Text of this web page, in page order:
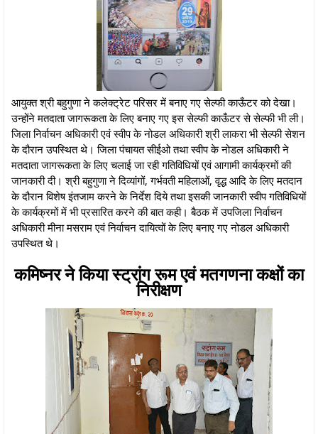
आयुक्त श्री बहुगुणा ने कलेक्ट्रेट परिसर में बनाए गए सेल्फी काऊँटर को देखा।
उन्होंने मतदाता जागरूकता के लिए बनाए गए इस सेल्फी काऊँटर से सेल्फी भी ली।
जिला निर्वाचन अधिकारी एवं स्वीप के नोडल अधिकारी श्री लाकरा भी सेल्फी सेशन
के दौरान उपस्थित थे। जिला पंचायत सीईओ तथा स्वीप के नोडल अधिकारी ने
मतदाता जागरूकता के लिए चलाई जा रही गतिविधियों एवं आगामी कार्यक्रमों की
जानकारी दी। श्री बहुगुणा ने दिव्यांगों, गर्भवती महिलाओं, वृद्ध आदि के लिए मतदान
के दौरान विशेष इंतजाम करने के निर्देश दिये तथा इसकी जानकारी स्वीप गतिविधियों
के कार्यक्रमों में भी प्रसारित करने की बात कही। बैठक में उपजिला निर्वाचन
अधिकारी मीना मसराम एवं निर्वाचन दायित्वों के लिए बनाए गए नोडल अधिकारी
उपस्थित थे।
कमिष्नर ने किया स्ट्रांग रूम एवं मतगणना कक्षों का
निरीक्षण